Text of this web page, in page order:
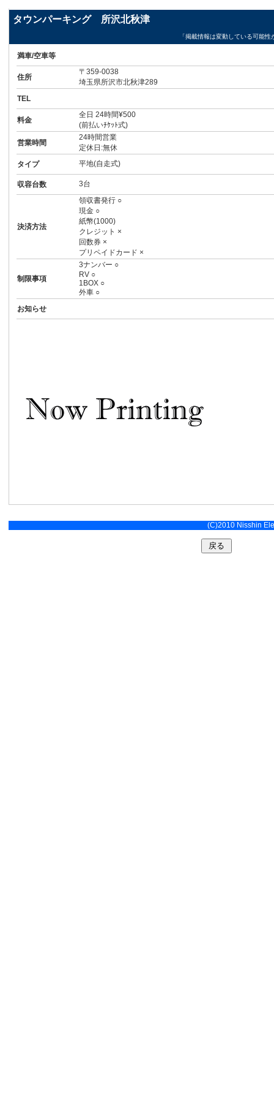
タウンパーキング 所沢北秋津
「掲載情報は変動している可能
満車/空車等
住所
〒359-0038
埼玉県所沢市北秋津289
TEL
料金
全日 24時間¥500
(前払いﾁｹｯﾄ式)
営業時間
24時間営業
定休日:無休
タイプ
平地(自走式)
収容台数 3台
決済方法
領収書発行 ○
現金 ○
紙幣(1000)
クレジット ×
回数券 ×
プリペイドカード ×
制限事項
3ナンバー ○
RV ○
1BOX ○
外車 ○
お知らせ
(C)2010 Nisshin